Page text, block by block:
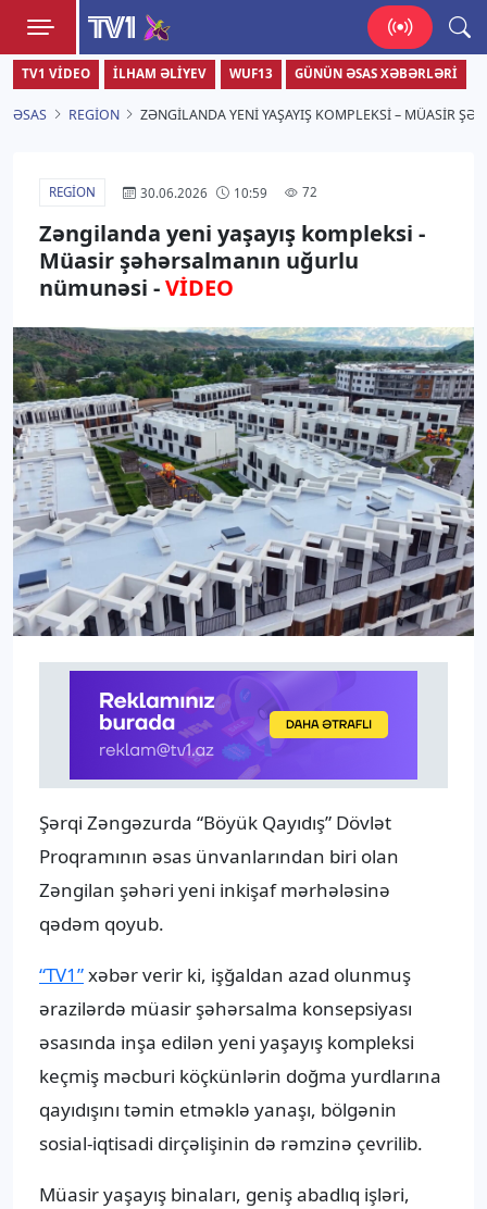
TV1
Zamanı bizimlə yaşa!
TV1 VIDEO İLHAM ƏLIYEV WUF13 GÜNÜN ƏSAS XƏBƏRLƏRI
ƏSAS REGION ZƏNGILANDA YENI YAŞAYIŞ KOMPLEKSI – MÜASIR
REGION 30.06.2026 10:59 72
Zəngilanda yeni yaşayış kompleksi -
Müasir şəhərsalmanın uğurlu
nümunəsi -VİDEO
Şərqi Zəngəzurda “Böyük Qayıdış” Dövlət
Proqramının əsas ünvanlarından biri olan
Zəngilan şəhəri yeni inkişaf mərhələsinə
qədəm qoyub.
“TV1”xəbər verir ki, işğaldan azad olunmuş
ərazilərdə müasir şəhərsalma konsepsiyası
əsasında inşa edilən yeni yaşayış kompleksi
keçmiş məcburi köçkünlərin doğma yurdlarına
qayıdışını təmin etməklə yanaşı, bölgənin
sosial-iqtisadi dirçəlişinin də rəmzinə çevrilib.
Müasir yaşayış binaları, geniş abadlıq işləri,